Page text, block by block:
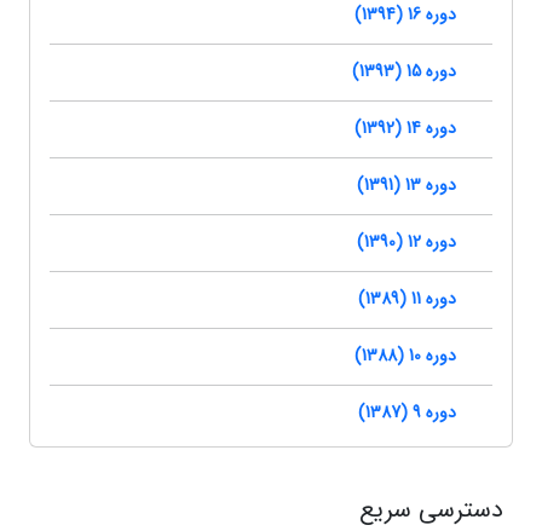
دوره 16 (1394)
دوره 15 (1393)
دوره 14 (1392)
دوره 13 (1391)
دوره 12 (1390)
دوره 11 (1389)
دوره 10 (1388)
دوره 9 (1387)
دسترسی سریع